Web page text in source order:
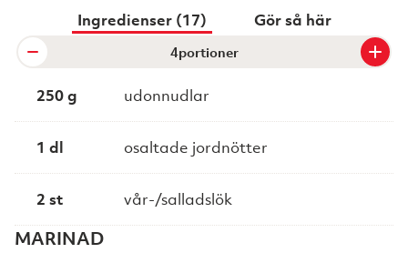
Ingredienser (17) Gör så här
portioner
250 g udonnudlar
1 dl osaltade jordnötter
2 st vår-/salladslök
MARINAD